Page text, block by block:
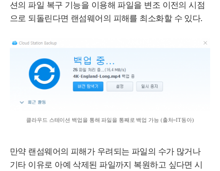
션의 파일 복구 기능을 이용해 파일을 변조 이전의 시점
으로 되돌린다면 랜섬웨어의 피해를 최소화할 수 있다.
클라우드 스테이션 백업을 통해 파일을 통째로 백업 가능 (출처=IT동아)
만약 랜섬웨어의 피해가 우려되는 파일의 수가 많거나
기타 이유로 아예 삭제된 파일까지 복원하고 싶다면 시